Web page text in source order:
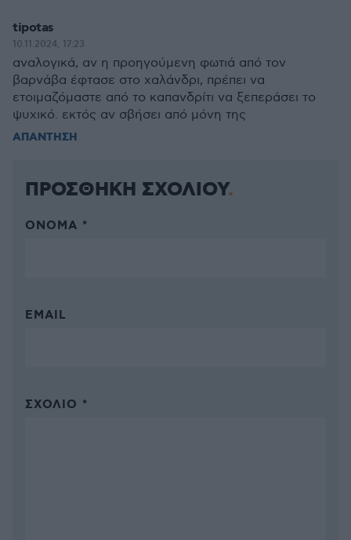
tipotas
10.11.2024, 17:23
αναλογικά, αν η προηγούμενη φωτιά από τον
βαρνάβα έφτασε στο χαλάνδρι, πρέπει να
ετοιμαζόμαστε από το καπανδρίτι να ξεπεράσει το
ψυχικό. εκτός αν σβήσει από μόνη της
ΑΠΑΝΤΗΣΗ
ΠΡΟΣΘΗΚΗ ΣΧΟΛΙΟΥ
ΌΝΟΜΑ *
EMAIL
ΣΧΌΛΙΟ *